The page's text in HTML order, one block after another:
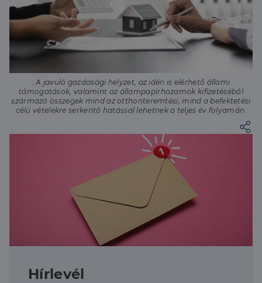
. A javuló gazdasági helyzet, az idén is elérhető állami
támogatások, valamint az állampapírhozamok kifizetéséből
származó összegek mind az otthonteremtési, mind a befektetési
célú vételekre serkentő hatással lehetnek a teljes év folyamán.
Hírlevél